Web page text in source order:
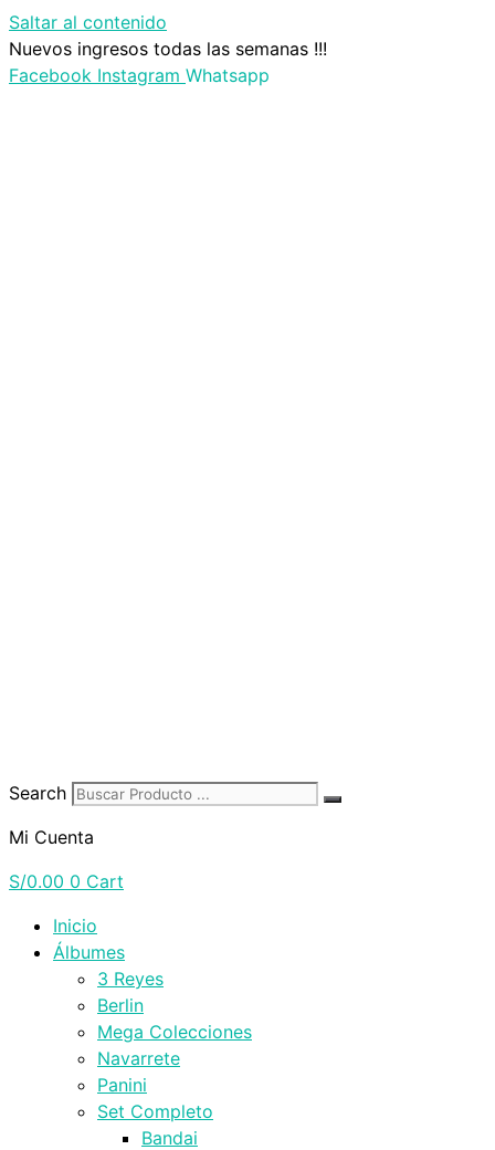
Saltar al contenido
Nuevos ingresos todas las semanas !!!
Facebook Instagram Whatsapp
Search
Mi Cuenta
S/0.00 0 Cart
Inicio
Álbumes
3 Reyes
Berlin
Mega Colecciones
Navarrete
Panini
Set Completo
Bandai